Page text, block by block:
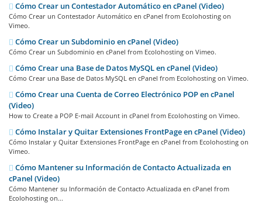
Cómo Crear un Contestador Automático en cPanel (Video)
Cómo Crear un Contestador Automático en cPanel from Ecolohosting on
Vimeo.
Cómo Crear un Subdominio en cPanel (Video)
Cómo Crear un Subdominio en cPanel from Ecolohosting on Vimeo.
Cómo Crear una Base de Datos MySQL en cPanel (Video)
Cómo Crear una Base de Datos MySQL en cPanel from Ecolohosting on Vimeo.
Cómo Crear una Cuenta de Correo Electrónico POP en cPanel
(Video)
How to Create a POP E-mail Account in cPanel from Ecolohosting on Vimeo.
Cómo Instalar y Quitar Extensiones FrontPage en cPanel (Video)
Cómo Instalar y Quitar Extensiones FrontPage en cPanel from Ecolohosting on
Vimeo.
Cómo Mantener su Información de Contacto Actualizada en
cPanel (Video)
Cómo Mantener su Información de Contacto Actualizada en cPanel from
Ecolohosting on...